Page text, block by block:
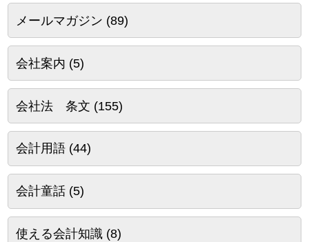
メールマガジン (89)
会社案内 (5)
会社法 条文 (155)
会計用語(44)
会計童話(5)
使える会計知識(8)